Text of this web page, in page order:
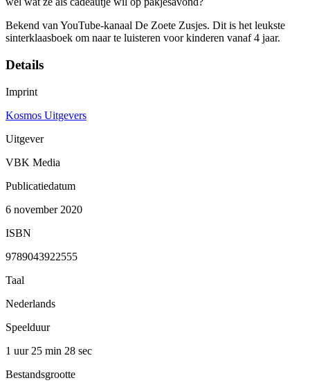
Bekend van YouTube-kanaal De Zoete Zusjes. Dit is het leukste
sinterklaasboek om naar te luisteren voor kinderen vanaf 4 jaar.
Details
Imprint
Kosmos Uitgevers
Uitgever
VBK Media
Publicatiedatum
6 november 2020
ISBN
9789043922555
Taal
Nederlands
Speelduur
1 uur 25 min 28 sec
Bestandsgrootte